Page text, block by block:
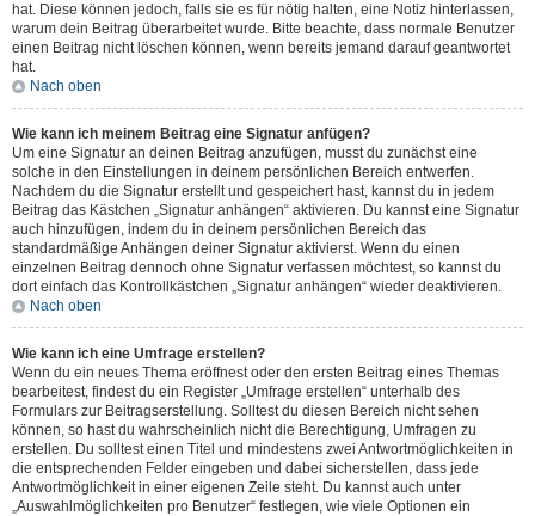
hat. Diese können jedoch, falls sie es für nötig halten, eine Notiz hinterlassen,
warum dein Beitrag überarbeitet wurde. Bitte beachte, dass normale Benutzer
einen Beitrag nicht löschen können, wenn bereits jemand darauf geantwortet
hat.
Nach oben
Wie kann ich meinem Beitrag eine Signatur anfügen?
Um eine Signatur an deinen Beitrag anzufügen, musst du zunächst eine
solche in den Einstellungen in deinem persönlichen Bereich entwerfen.
Nachdem du die Signatur erstellt und gespeichert hast, kannst du in jedem
Beitrag das Kästchen „Signatur anhängen“ aktivieren. Du kannst eine Signatur
auch hinzufügen, indem du in deinem persönlichen Bereich das
standardmäßige Anhängen deiner Signatur aktivierst. Wenn du einen
einzelnen Beitrag dennoch ohne Signatur verfassen möchtest, so kannst du
dort einfach das Kontrollkästchen „Signatur anhängen“ wieder deaktivieren.
Nach oben
Wie kann ich eine Umfrage erstellen?
Wenn du ein neues Thema eröffnest oder den ersten Beitrag eines Themas
bearbeitest, findest du ein Register „Umfrage erstellen“ unterhalb des
Formulars zur Beitragserstellung. Solltest du diesen Bereich nicht sehen
können, so hast du wahrscheinlich nicht die Berechtigung, Umfragen zu
erstellen. Du solltest einen Titel und mindestens zwei Antwortmöglichkeiten in
die entsprechenden Felder eingeben und dabei sicherstellen, dass jede
Antwortmöglichkeit in einer eigenen Zeile steht. Du kannst auch unter
„Auswahlmöglichkeiten pro Benutzer“ festlegen, wie viele Optionen ein